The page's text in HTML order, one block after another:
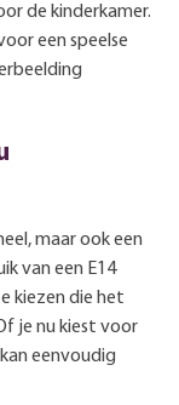
de kinderkamer.
een speelse
maar ook een
van een E14
kiezen die het
je nu kiest voor
eenvoudig